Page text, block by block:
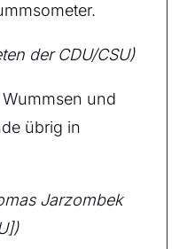
der CDU/CSU)
und
übrig in
Jarzombek